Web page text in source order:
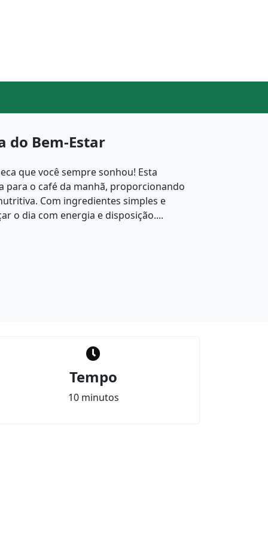
do Bem-Estar
que você sempre sonhou! Esta
para o café da manhã, proporcionando
Com ingredientes simples e
o dia com energia e disposição....
Tempo
10 minutos